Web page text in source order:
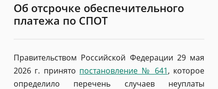
Об отсрочке обеспечительного
платежа по СПОТ
Правительством Российской Федерации 29 мая
2026 г. принято постановление № 641, которое
определило перечень случаев неуплаты